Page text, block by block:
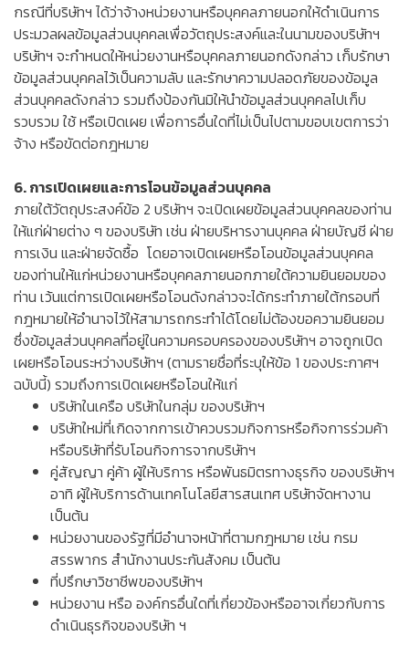
กรณีที่บริษัทฯ ได้ว่าจ้างหน่วยงานหรือบุคคลภายนอกให้ดำเนินการ
ประมวลผลข้อมูลส่วนบุคคลเพื่อวัตถุประสงค์และในนามของบริษัทฯ
บริษัทฯ จะกำหนดให้หน่วยงานหรือบุคคลภายนอกดังกล่าว เก็บรักษา
ข้อมูลส่วนบุคคลไว้เป็นความลับ และรักษาความปลอดภัยของข้อมูล
ส่วนบุคคลดังกล่าว รวมถึงป้องกันมิให้นำข้อมูลส่วนบุคคลไปเก็บ
รวบรวม ใช้ หรือเปิดเผย เพื่อการอื่นใดที่ไม่เป็นไปตามขอบเขตการว่า
จ้าง หรือขัดต่อกฎหมาย
6. การเปิดเผยและการโอนข้อมูลส่วนบุคคล
ภายใต้วัตถุประสงค์ข้อ 2 บริษัทฯ จะเปิดเผยข้อมูลส่วนบุคคลของท่าน
ให้แก่ฝ่ายต่าง ๆ ของบริษัท เช่น ฝ่ายบริหารงานบุคคล ฝ่ายบัญชี ฝ่าย
การเงิน และฝ่ายจัดซื้อ โดยอาจเปิดเผยหรือโอนข้อมูลส่วนบุคคล
ของท่านให้แก่หน่วยงานหรือบุคคลภายนอกภายใต้ความยินยอมของ
ท่าน เว้นแต่การเปิดเผยหรือโอนดังกล่าวจะได้กระทำภายใต้กรอบที่
กฎหมายให้อำนาจไว้ให้สามารถกระทำได้โดยไม่ต้องขอความยินยอม
ซึ่งข้อมูลส่วนบุคคลที่อยู่ในความครอบครองของบริษัทฯ อาจถูกเปิด
เผยหรือโอนระหว่างบริษัทฯ (ตามรายชื่อที่ระบุให้ข้อ 1 ของประกาศฯ
ฉบับนี้) รวมถึงการเปิดเผยหรือโอนให้แก่
บริษัทในเครือ บริษัทในกลุ่ม ของบริษัทฯ
บริษัทใหม่ที่เกิดจากการเข้าควบรวมกิจการหรือกิจการร่วมค้า
หรือบริษัทที่รับโอนกิจการจากบริษัทฯ
คู่สัญญา คู่ค้า ผู้ให้บริการ หรือพันธมิตรทางธุรกิจ ของบริษัทฯ
อาทิ ผู้ให้บริการด้านเทคโนโลยีสารสนเทศ บริษัทจัดหางาน
เป็นต้น
หน่วยงานของรัฐที่มีอำนาจหน้าที่ตามกฎหมาย เช่น กรม
สรรพากร สำนักงานประกันสังคม เป็นต้น
ที่ปรึกษาวิชาชีพของบริษัทฯ
หน่วยงาน หรือ องค์กรอื่นใดที่เกี่ยวข้องหรืออาจเกี่ยวกับการ
ดำเนินธุรกิจของบริษัท ฯ